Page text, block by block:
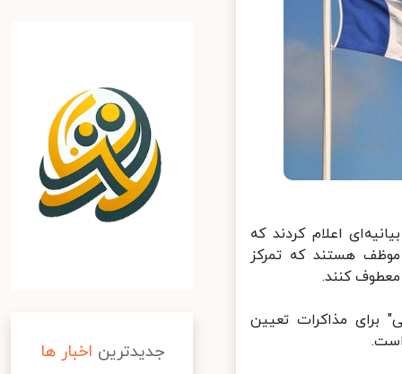
اعلام کردند که
هستند که تمرکز
کنند.
مذاکرات تعیین
جدیدترین اخبار ها